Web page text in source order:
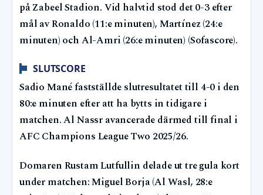
på Zabeel Stadion. Vid halvtid stod det 0-3 efter
mål av Ronaldo (11:e minuten), Martínez (24:e
minuten) och Al-Amri (26:e minuten) (Sofascore).
SLUTSCORE
Sadio Mané fastställde slutresultatet till 4-0 i den
80:e minuten efter att ha bytts in tidigare i
matchen. Al Nassr avancerade därmed till final i
AFC Champions League Two 2025/26.
Domaren Rustam Lutfullin delade ut tre gula kort
under matchen: Miguel Borja (Al Wasl, 28:e